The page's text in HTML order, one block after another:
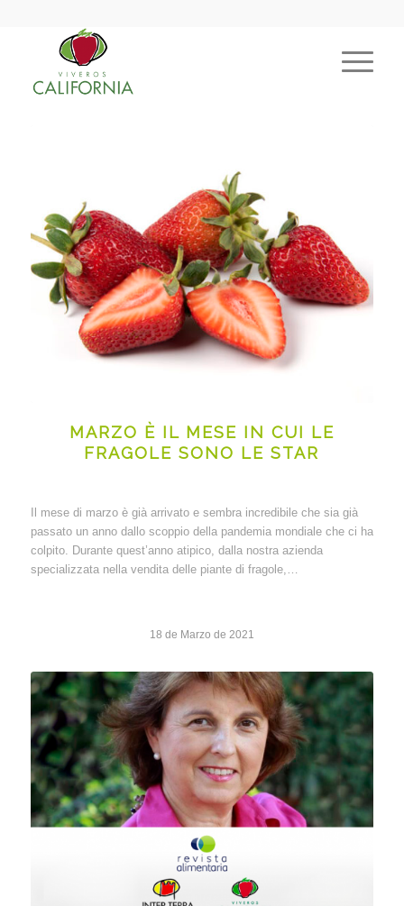
MARZO È IL MESE IN CUI LE
FRAGOLE SONO LE STAR
Il mese di marzo è già arrivato e sembra incredibile che sia già
passato un anno dallo scoppio della pandemia mondiale che ci ha
colpito. Durante quest’anno atipico, dalla nostra azienda
specializzata nella vendita delle piante di fragole,…
18 de Marzo de 2021